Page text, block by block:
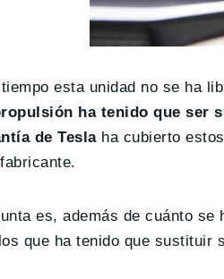
esta unidad no se ha
ha tenido que ser
de Teslaha cubierto
es, además de cuánto
que ha tenido que sustituir